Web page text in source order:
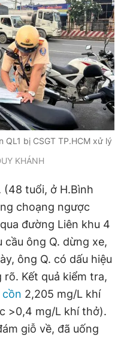
hệ quảng cáo
780 404
Tòa soạn
Thành
cấp ngày 24.3.2020
Báo Thanh Niên. Cấm sao
có sự chấp thuận bằng văn
JSC.
bị CSGT TP.HCM xử lý
KHÁNH
(48 tuổi, ở H.Bình
choạng ngược
đường Liên khu 4
cầu ông Q. dừng xe,
ông Q. có dấu hiệu
Kết quả kiểm tra,
2,205 mg/L khí
>0,4 mg/L khí thở).
giỗ về, đã uống